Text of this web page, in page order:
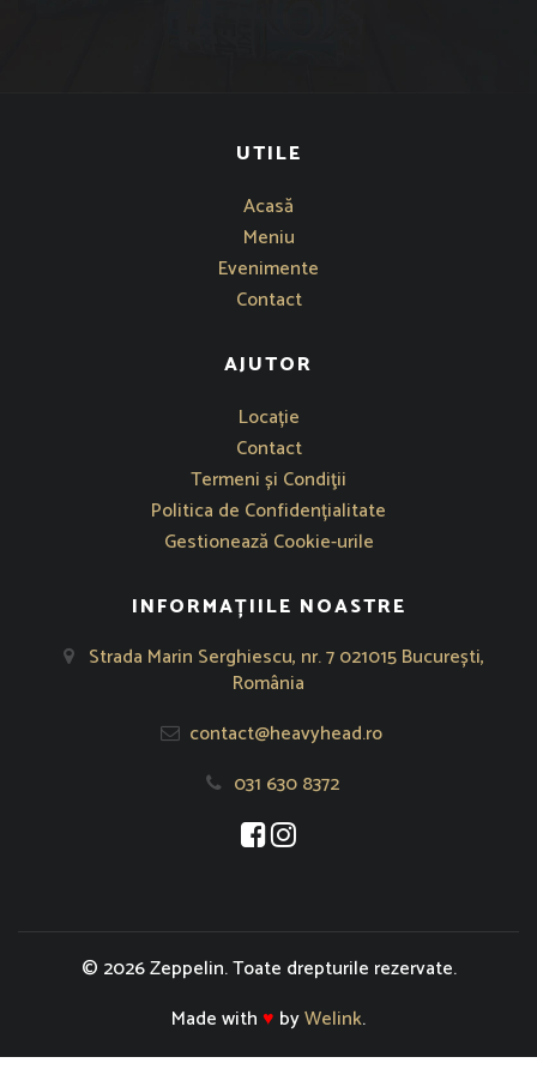
UTILE
Acasă
Meniu
Evenimente
Contact
AJUTOR
Se deschide într-o fereastră nouă
Locație
Contact
Termeni și Condiţii
Politica de Confidențialitate
Gestionează Cookie-urile
INFORMAȚIILE NOASTRE
Strada Marin Serghiescu, nr. 7 021015 București,
România
contact@heavyhead.ro
031 630 8372
Se deschide într-o fereastră nouă
Se deschide într-o fereastră
© 2026 Zeppelin. Toate drepturile rezervate.
Made with♥ byWelink.